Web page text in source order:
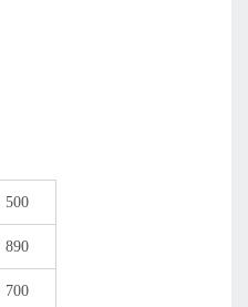
500
890
700